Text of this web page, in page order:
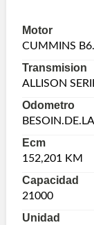
Motor
CUMMINS
Transmision
ALLISON
Odometro
Ecm
152,201 KM
Capacidad
21000
Unidad